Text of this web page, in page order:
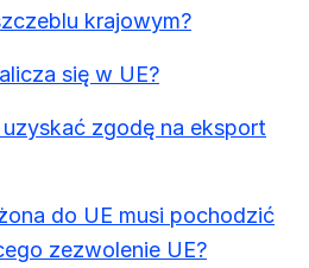
krajowym?
się w UE?
zgodę na eksport
do UE musi pochodzić
zezwolenie UE?